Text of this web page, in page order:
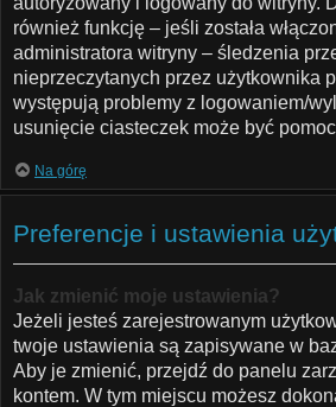
również funkcję – jeśli została
administratora witryny – śledzenia
nieprzeczytanych przez użytkownika
występują problemy z logowaniem/
usunięcie ciasteczek może być
Na górę
Preferencje i ustawienia
Jak zmienić moje ustawienia?
Jeżeli jesteś zarejestrowanym
twoje ustawienia są zapisywane w
Aby je zmienić, przejdź do panelu
kontem. W tym miejscu możesz